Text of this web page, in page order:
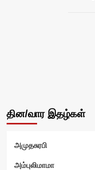
தின/வார இதழ்கள்
அமுதசுரபி
அம்புலிமாமா